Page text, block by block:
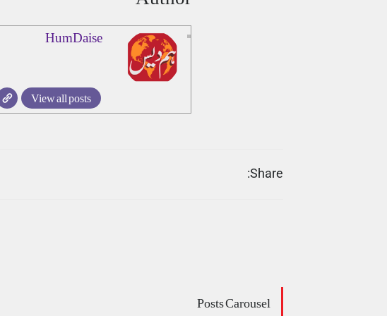
HumDaise
View all posts
Share:
Posts Carousel